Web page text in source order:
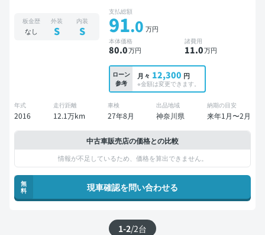
板金歴
なし
外装
S
内装
S
支払総額
91.0 万円
本体価格
80.0万円
諸費用
11.0万円
ローン
参考
月々 12,300 円
※金額は変更できます。
年式
2016
走行距離
12.1万km
車検
27年8月
出品地域
神奈川県
納期の目安
来年1月〜2月
中古車販売店の価格との比較
情報が不足しているため、価格を算出できません。
無
料
現車確認を問い合わせる
1-2/2台